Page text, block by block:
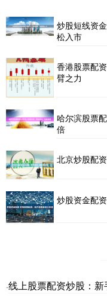
炒股短线资
松入市
香港股票配
臂之力
哈尔滨股票
倍
北京炒股配
炒股资金配
·线上股票配资炒股：